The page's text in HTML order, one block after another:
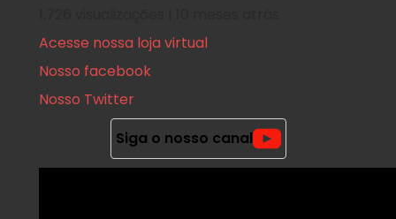
Acesse nossa loja virtual
Nosso facebook
Nosso Twitter
Siga o nosso canal